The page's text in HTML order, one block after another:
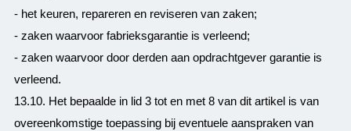
- het keuren, repareren en reviseren van zaken;
- zaken waarvoor fabrieksgarantie is verleend;
- zaken waarvoor door derden aan opdrachtgever garantie is
verleend.
13.10. Het bepaalde in lid 3 tot en met 8 van dit artikel is van
overeenkomstige toepassing bij eventuele aanspraken van